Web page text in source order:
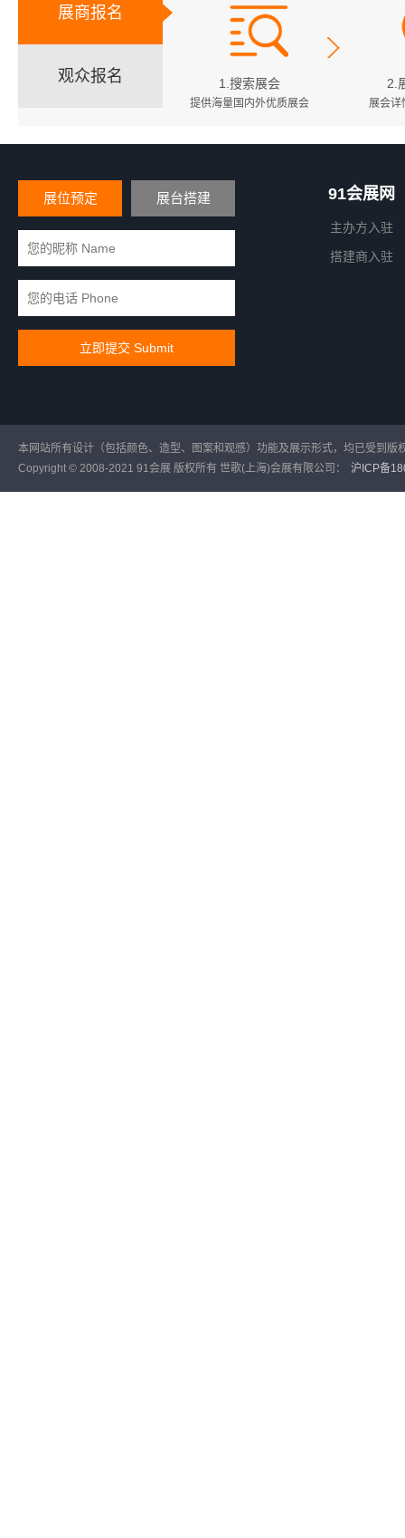
展商报名
观众报名 1.搜索展会
提供海量国内外优质展会
2.
展会详
展位预定 展台搭建 91会展网
主办方入驻
搭建商入驻
本网站所有设计（包括颜色、造型、图案和观感）功能及展示形式，均已受到
Copyright © 2008-2021 91会展 版权所有 世歌(上海)会展有限公司：
沪ICP备